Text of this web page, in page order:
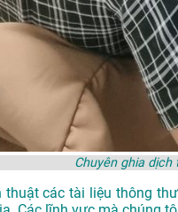
Chuyên ghia
thuật các tài liệu thông